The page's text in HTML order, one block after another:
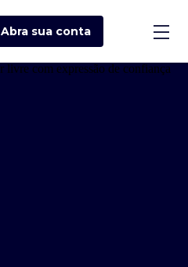
Abra sua conta